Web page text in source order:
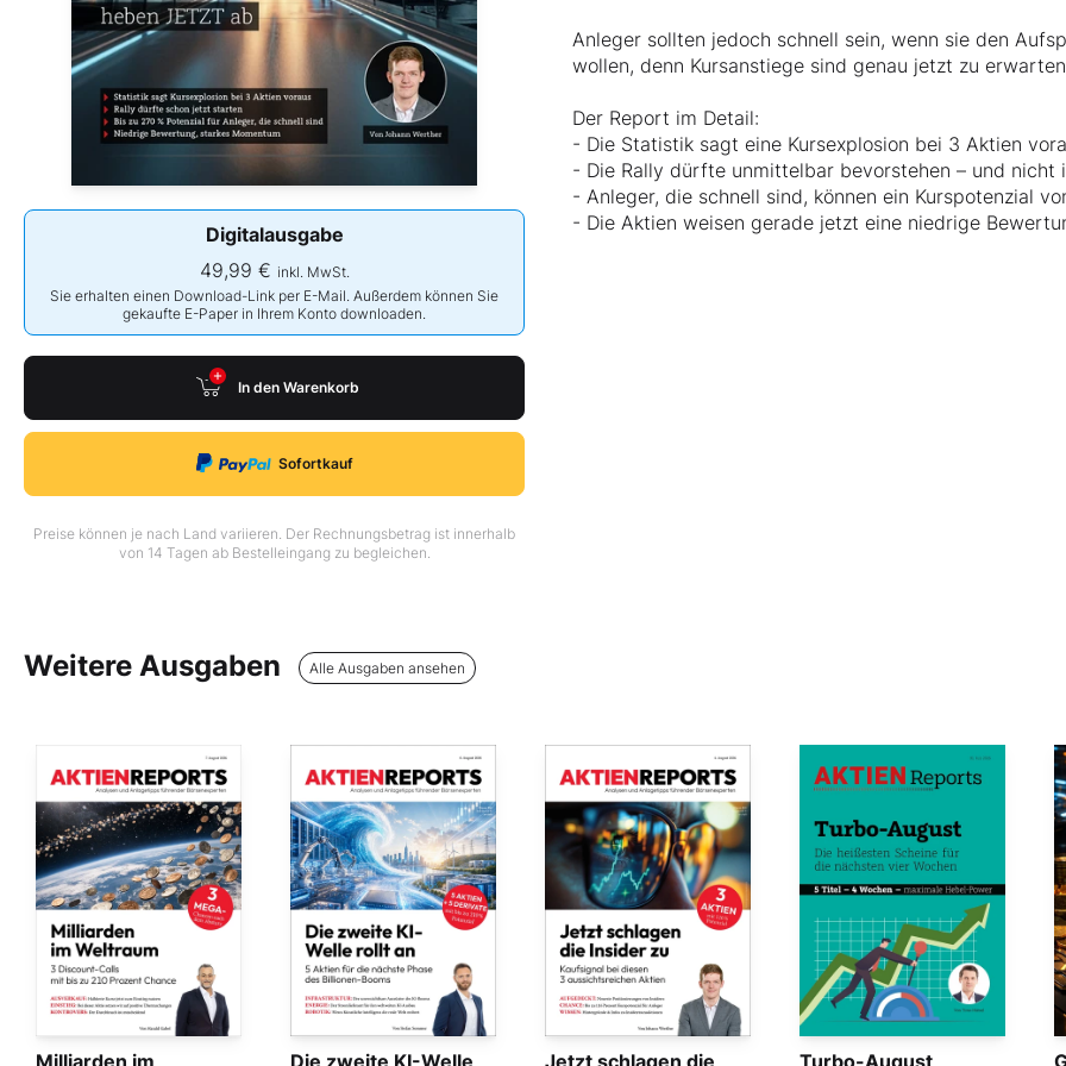
Digitalausgabe
49,99 € inkl. MwSt.
Sie erhalten einen Download-Link per E-Mail. Außerdem können Sie
gekaufte E-Paper in Ihrem Konto downloaden.
In den Warenkorb
Sofortkauf
Preise können je nach Land variieren. Der Rechnungsbetrag ist innerhalb
von 14 Tagen ab Bestelleingang zu begleichen.
Anleger sollten jedoch schnell sein, wenn sie den
wollen, denn Kursanstiege sind genau jetzt zu
Der Report im Detail:
- Die Statistik sagt eine Kursexplosion bei 3 Aktien
- Die Rally dürfte unmittelbar bevorstehen – und nicht
- Anleger, die schnell sind, können ein Kurspotenzial
- Die Aktien weisen gerade jetzt eine niedrige
Weitere Ausgaben Alle Ausgaben ansehen